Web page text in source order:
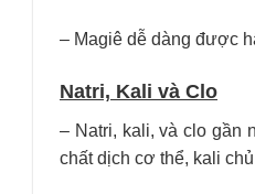
– Magiê dễ dàng được
Natri, Kali và Clo
– Natri, kali, và clo gần
chất dịch cơ thể, kali